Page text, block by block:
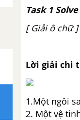
Task 1
[ Giải ô chữ ]
Lời giải chi
1.Một ngôi
2. Một vệ